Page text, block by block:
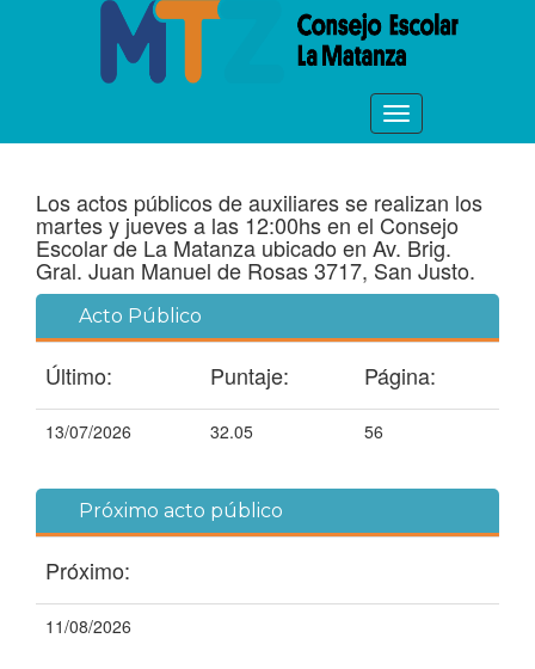
Los actos públicos de auxiliares se realizan los
martes y jueves a las 12:00hs en el Consejo
Escolar de La Matanza ubicado en Av. Brig.
Gral. Juan Manuel de Rosas 3717, San Justo.
Acto Público
Último: Puntaje: Página:
13/07/2026 32.05 56
Próximo acto público
Próximo:
11/08/2026